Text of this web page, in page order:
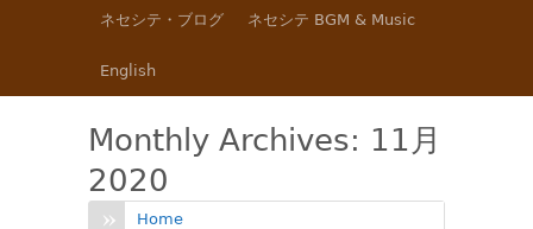
ネセシテ・ブログ ネセシテ BGM & Music
English
Monthly Archives: 11月
2020
Home